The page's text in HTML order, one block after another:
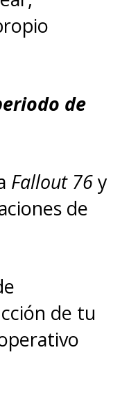
rol en
Sage"
dio el
de
Fallout 76y
de
de tu